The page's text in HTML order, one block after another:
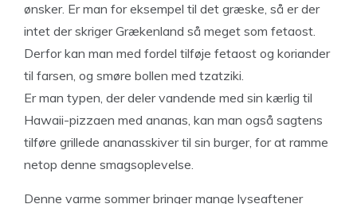
ønsker. Er man for eksempel til det græske, så er der
intet der skriger Grækenland så meget som fetaost.
Derfor kan man med fordel tilføje fetaost og koriander
til farsen, og smøre bollen med tzatziki.
Er man typen, der deler vandende med sin kærlig til
Hawaii-pizzaen med ananas, kan man også sagtens
tilføre grillede ananasskiver til sin burger, for at ramme
netop denne smagsoplevelse.
Denne varme sommer bringer mange lyseaftener